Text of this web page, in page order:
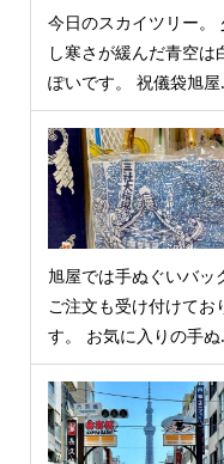
今日のスカイツリー。
し寒さが緩んだ青空は
ぽいです。 祝儀袋旭屋
旭屋では手ぬぐいバッ
ご注文も受け付けてお
す。 お気に入りの手ぬ